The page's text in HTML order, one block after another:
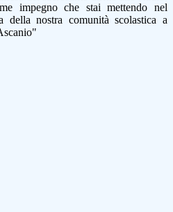
impegno che stai mettendo nel
della nostra comunità scolastica a
"